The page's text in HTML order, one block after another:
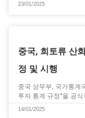
23/01/2025
중국, 희토류 산
정 및 시행
중국 상무부, 국가통계
투자 통계 규정"을 공
14/01/2025